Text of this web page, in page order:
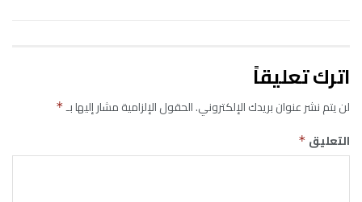
اترك تعليقاً
لن يتم نشر عنوان بريدك الإلكتروني.الحقول الإلزامية مشار إليها بـ*
التعليق *